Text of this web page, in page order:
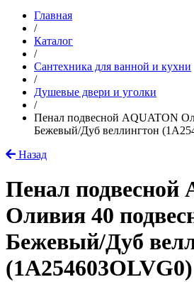
Главная
/
Каталог
/
Сантехника для ванной и кухни
/
Душевые двери и уголки
/
Пенал подвесной AQUATON
Бежевый/Дуб веллингтон
Назад
Пенал подвесной
Оливия 40
Бежевый/Дуб